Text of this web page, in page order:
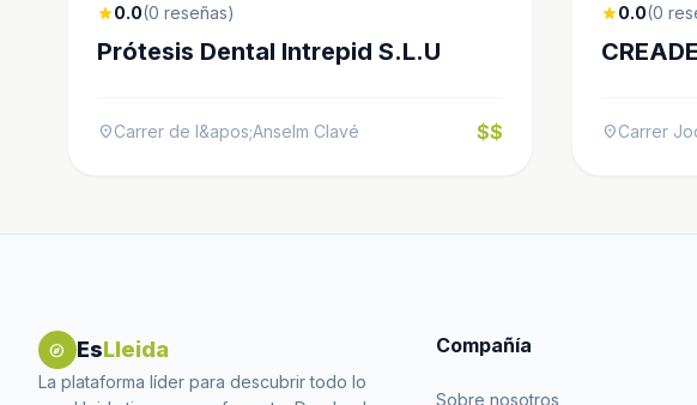
star0.0(0 reseñas)
Prótesis Dental Intrepid S.L.U
location_onCarrer de l&apos;Anselm Clavé $$
star0.0(0
location_onCarrer
explore EsLleida
La plataforma líder para descubrir todo lo
Compañía
Sobre nosotros